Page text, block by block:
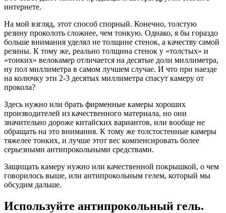
интернете.
На мой взгляд, этот способ спорный. Конечно, толстую
резину проколоть сложнее, чем тонкую. Однако, я бы гораздо
больше внимания уделял не толщине стенок, а качеству самой
резины. К тому же, реально толщина стенок у «толстых» и
«тонких» велокамер отличается на десятые доли миллиметра,
ну пол миллиметра в самом лучшем случае. И что при наезде
на колючку эти 2-3 десятых миллиметра спасут камеру от
прокола?
Здесь нужно или брать фирменные камеры хороших
производителей из качественного материала, но они
значительно дороже китайских вариантов, или вообще не
обращать на это внимания. К тому же толстостенные камеры
тяжелее тонких, и лучше этот вес компенсировать более
серьезными антипрокольными средствами.
Защищать камеру нужно или качественной покрышкой, о чем
говорилось выше, или антипрокольным гелем, который мы
обсудим дальше.
Используйте антипрокольный гель.